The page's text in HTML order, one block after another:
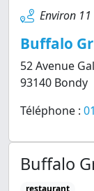
Environ
Buffalo
52 Avenue
93140 Bondy
Téléphone :
Buffalo
restaurant